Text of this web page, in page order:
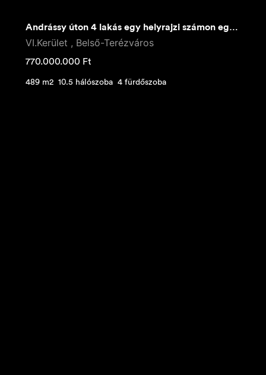
Andrássy úton 4 lakás egy helyrajzi számon egyben eladó
VI.Kerület , Belső-Terézváros
770.000.000 Ft
489 m2 10.5 hálószoba 4 fürdőszoba